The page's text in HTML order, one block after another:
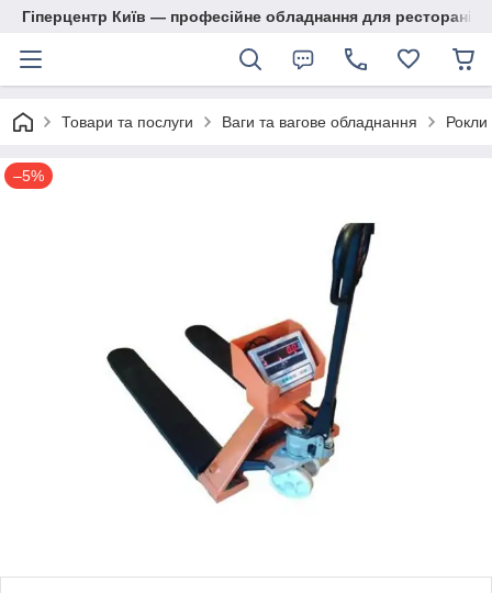
Гіперцентр Київ — професійне обладнання для ресторанів,
Товари та послуги Ваги та вагове обладнання Рокли
–5%